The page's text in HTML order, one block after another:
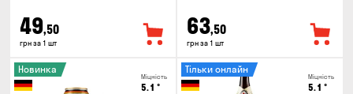
49,50
грн за 1 шт
63,50
грн за 1 шт
Міцність
5.1 °
Новинка
Міцність
5.1 °
Тільки онлайн